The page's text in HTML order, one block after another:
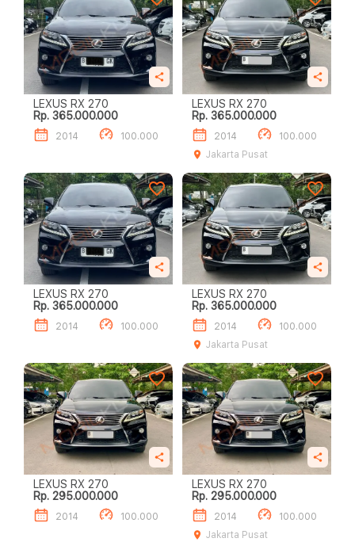
LEXUS RX 270
Rp. 365.000.000
2014 100.000
LEXUS RX 270
Rp. 365.000.000
2014
100.000
Jakarta Pusat
LEXUS RX 270
Rp. 365.000.000
2014 100.000
LEXUS RX 270
Rp. 365.000.000
2014
100.000
Jakarta Pusat
LEXUS RX 270
Rp. 295.000.000
2014 100.000
LEXUS RX 270
Rp. 295.000.000
2014
100.000
Jakarta Pusat